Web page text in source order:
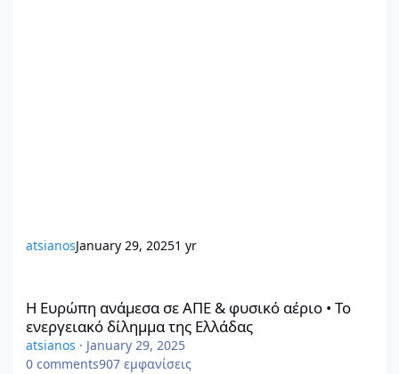
atsianosJanuary 29, 20251 yr
Η Ευρώπη ανάμεσα σε ΑΠΕ & φυσικό αέριο • Το
ενεργειακό δίλημμα της Ελλάδας
atsianos · January 29, 2025
0 comments907 εμφανίσεις